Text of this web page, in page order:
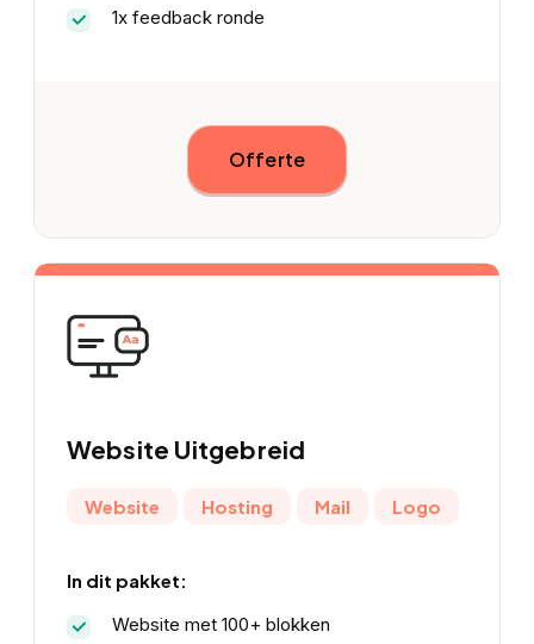
1x feedback ronde
Offerte
Website Uitgebreid
Website Hosting Mail Logo
In dit pakket:
Website met 100+ blokken